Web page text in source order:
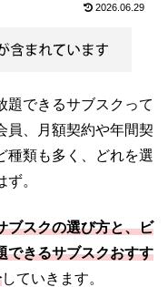
2026.06.29
題できるサブスクって
員、月額契約や年間契
種類も多く、どれを選
。
ブスクの選び方と、ビ
できるサブスクおすす
していきます。